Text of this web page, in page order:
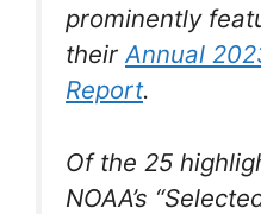
prominently
theirAnnual
Report.
Of the 25
NOAA’s